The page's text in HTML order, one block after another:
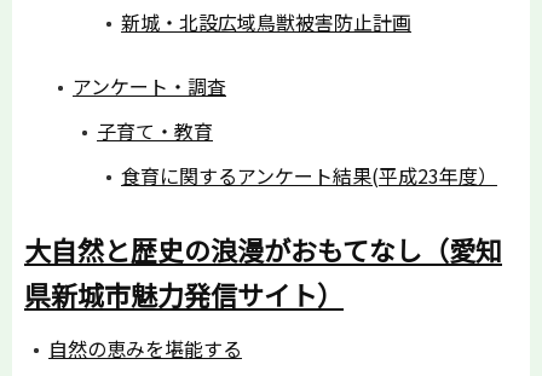
新城・北設広域鳥獣被害防止計画
アンケート・調査
子育て・教育
食育に関するアンケート結果(平成23年度）
大自然と歴史の浪漫がおもてなし（愛知
県新城市魅力発信サイト）
自然の恵みを堪能する